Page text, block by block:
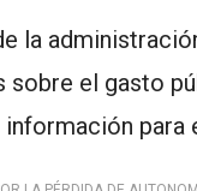
la
el gasto